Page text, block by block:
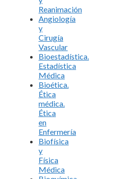
Reanimación
Angiología
y
Cirugía
Vascular
Bioestadística.
Estadística
Médica
Bioética.
Ética
médica.
Ética
en
Enfermería
Biofísica
y
Física
Médica